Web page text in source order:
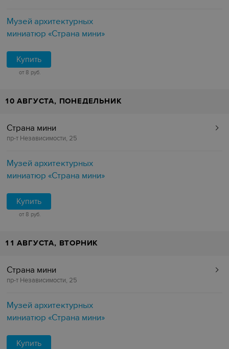
Музей архитектурных
миниатюр «Страна мини»
Купить
от 8 руб.
10 АВГУСТА, ПОНЕДЕЛЬНИК
Страна мини
пр-т Независимости, 25
Музей архитектурных
миниатюр «Страна мини»
Купить
от 8 руб.
11 АВГУСТА, ВТОРНИК
Страна мини
пр-т Независимости, 25
Музей архитектурных
миниатюр «Страна мини»
Купить